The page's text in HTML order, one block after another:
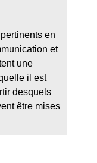
en
et
une
il est
desquels
être mises